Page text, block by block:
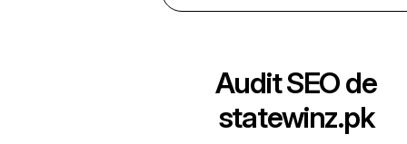
Audit SEO de
statewinz.pk